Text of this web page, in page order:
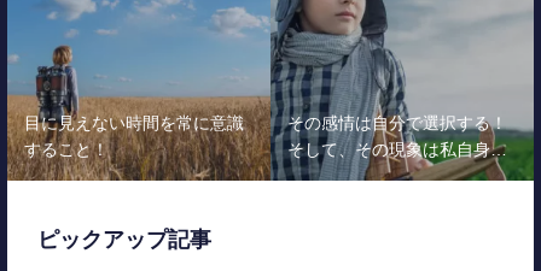
目に見えない時間を常に意識
すること！
その感情は自分で選択する！
そして、その現象は私自身…
ピックアップ記事